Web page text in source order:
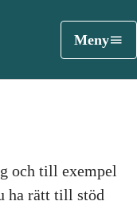
Meny
och till exempel
ha rätt till stöd